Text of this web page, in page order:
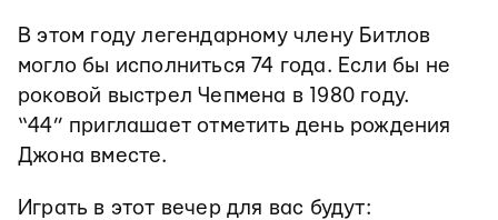
В этом году легендарному члену Битлов
могло бы исполниться 74 года. Если бы не
роковой выстрел Чепмена в 1980 году.
“44” приглашает отметить день рождения
Джона вместе.
Играть в этот вечер для вас будут: